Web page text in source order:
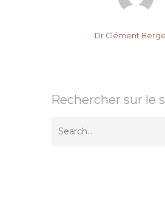
Dr Clément
Rechercher sur le